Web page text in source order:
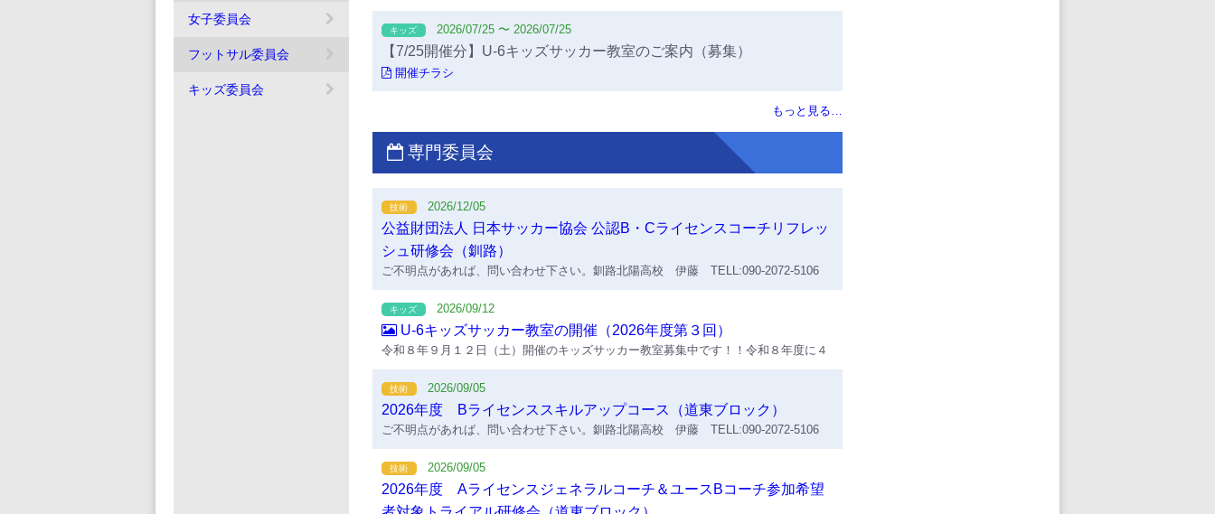
女子委員会
フットサル委員会
キッズ委員会
キッズ 2026/07/25 〜 2026/07/25
【7/25開催分】U-6キッズサッカー教室のご案内（募集）
開催チラシ
もっと見る…
専門委員会
技術 2026/12/05
公益財団法人 日本サッカー協会 公認B・Cライセンスコーチリフレッ
シュ研修会（釧路）
ご不明点があれば、問い合わせ下さい。釧路北陽高校 伊藤 TELL:090-2072-5106
キッズ 2026/09/12
U-6キッズサッカー教室の開催（2026年度第３回）
令和８年９月１２日（土）開催のキッズサッカー教室募集中です！！令和８年度に４
サッカーに慣れ親しんでもらうサッカー教室ですので、お子さんの初めてのサッカー
体験におすすめです。たくさんのご参加お待ちしております。令和８年度今後のサッ
カー教室は９月12日・10月10日の２回です。申込方法は「ウェブフォーム」から申し
込みとなります。チラシのＱＲコードか下記ＵＲＬからお申込みください。または担
当者まで電話でお申込みください。https://forms.gle/vBW7gafh6RXiPCZi8
技術 2026/09/05
2026年度 Bライセンススキルアップコース（道東ブロック）
ご不明点があれば、問い合わせ下さい。釧路北陽高校 伊藤 TELL:090-2072-5106
技術 2026/09/05
2026年度 Aライセンスジェネラルコーチ＆ユースBコーチ参加希望